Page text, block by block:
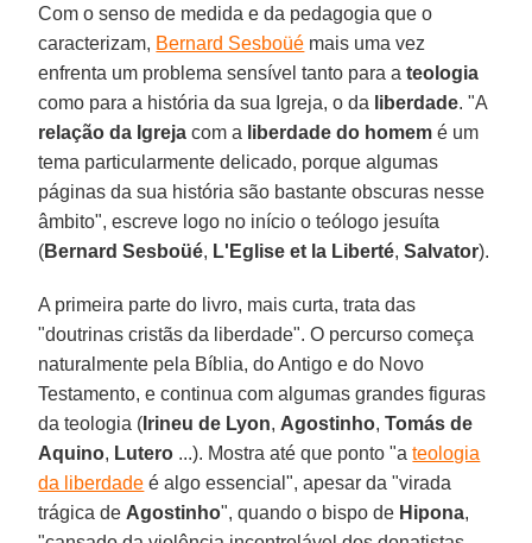
Com o senso de medida e da pedagogia que o
caracterizam, Bernard Sesboüé mais uma vez
enfrenta um problema sensível tanto para ateologia
como para a história da sua Igreja, o da liberdade. "A
relação da Igreja com a liberdade do homem é um
tema particularmente delicado, porque algumas
páginas da sua história são bastante obscuras nesse
âmbito", escreve logo no início o teólogo jesuíta
(Bernard Sesboüé, L'Eglise et la Liberté, Salvator).
A primeira parte do livro, mais curta, trata das
"doutrinas cristãs da liberdade". O percurso começa
naturalmente pela Bíblia, do Antigo e do Novo
Testamento, e continua com algumas grandes figuras
da teologia ( Irineu de Lyon, Agostinho,Tomás de
Aquino, Lutero ...). Mostra até que ponto "ateologia
da liberdade é algo essencial", apesar da "virada
trágica de Agostinho", quando o bispo de Hipona,